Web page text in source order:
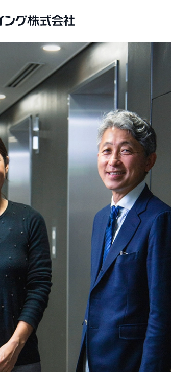
Business
マテリアル事業
About us
日産トレーデイング